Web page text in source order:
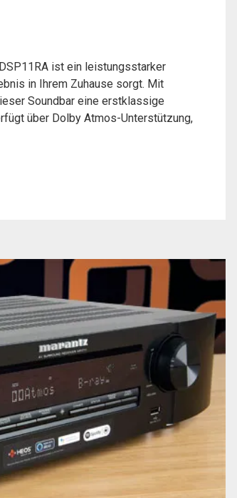
ist ein leistungsstarker
in Ihrem Zuhause sorgt. Mit
Soundbar eine erstklassige
über Dolby Atmos-Unterstützung,